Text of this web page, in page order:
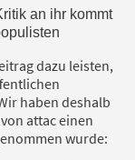
an ihr kommt
dazu leisten,
haben deshalb
attac einen
wurde: